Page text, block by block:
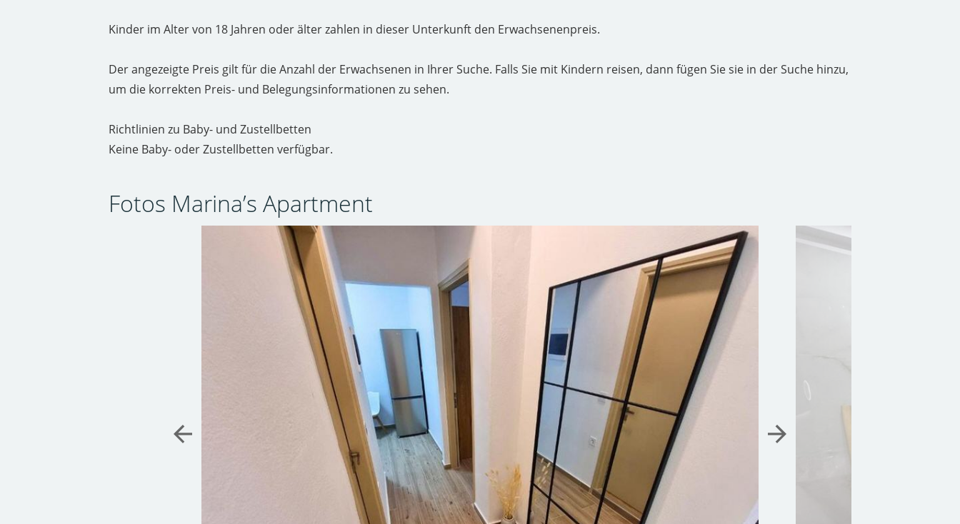
Kinder im Alter von 18 Jahren oder älter zahlen in dieser Unterkunft den Erwachsenenpreis.
Der angezeigte Preis gilt für die Anzahl der Erwachsenen in Ihrer Suche. Falls Sie mit Kindern reisen, dann fügen Sie sie in der Suche hinzu,
um die korrekten Preis- und Belegungsinformationen zu sehen.
Richtlinien zu Baby- und Zustellbetten
Keine Baby- oder Zustellbetten verfügbar.
Fotos Marina’s Apartment